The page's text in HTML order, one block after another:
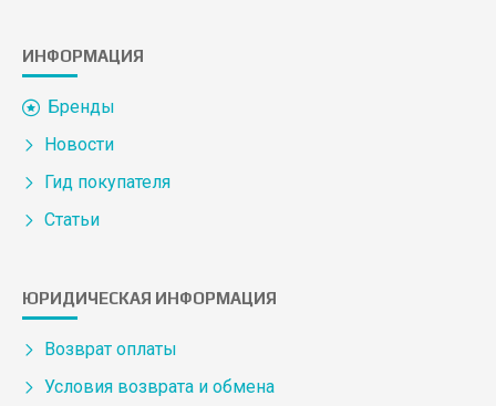
ИНФОРМАЦИЯ
Бренды
Новости
Гид покупателя
Статьи
ЮРИДИЧЕСКАЯ ИНФОРМАЦИЯ
Возврат оплаты
Условия возврата и обмена